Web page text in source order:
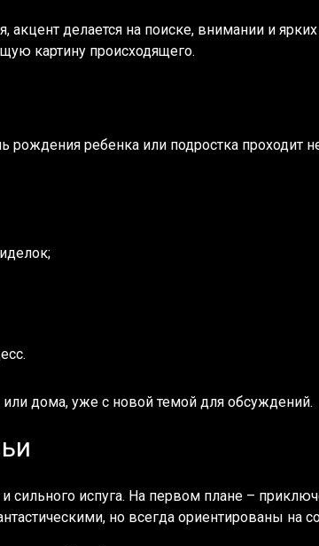
делается на поиске, внимании и
картину происходящего.
ребенка или подростка проходит
дома, уже с новой темой для обсуждений.
сильного испуга. На первом плане –
но всегда ориентированы на